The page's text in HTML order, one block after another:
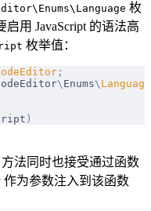
枚
用 JavaScript 的语法高
枚举值：
;
\ Enums\ Language
)
方法同时也接受通过函数
为参数注入到该函数